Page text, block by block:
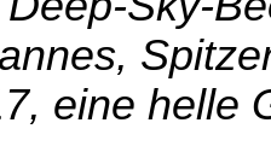
eine helle